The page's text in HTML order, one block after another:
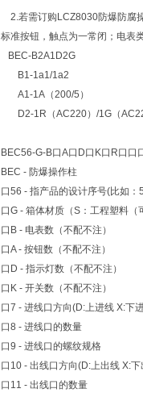
2.若需订购LCZ8030防爆防腐
标准按钮，触点为一常闭；电表
BEC-B2A1D2G
B1-1a1/1a2
A1-1A（200/5）
D2-1R（AC220）/1G（
BEC56-G-B口A口D口K口R口口
BEC - 防爆操作柱
口56 - 指产品的设计序号(比如：
口G - 箱体材质（S：工程塑料
口B - 电表数（不配不注）
口A - 按钮数（不配不注）
口D - 指示灯数（不配不注）
口K - 开关数（不配不注）
口7 - 进线口方向(D:上进线 X:下
口8 - 进线口的数量
口9 - 进线口的螺纹规格
口10 - 出线口方向(D:上出线 X:下
口11 - 出线口的数量